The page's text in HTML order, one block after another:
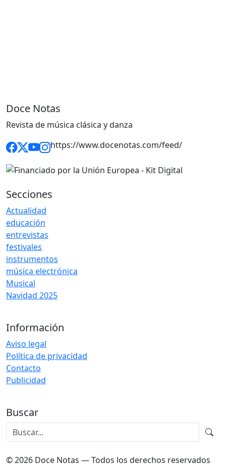
Doce Notas
Revista de música clásica y danza
https://www.docenotas.com/feed/
Secciones
Actualidad
educación
entrevistas
festivales
instrumentos
música electrónica
Musical
Navidad 2025
Información
Aviso legal
Política de privacidad
Contacto
Publicidad
Buscar
© 2026 Doce Notas — Todos los derechos reservados